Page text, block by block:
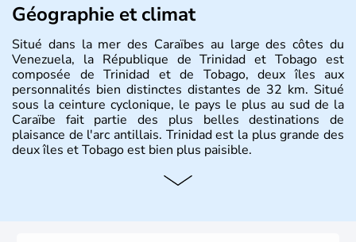
Géographie et climat
Situé dans la mer des Caraïbes au large des côtes du
Venezuela, la République de Trinidad et Tobago est
composée de Trinidad et de Tobago, deux îles aux
personnalités bien distinctes distantes de 32 km. Situé
sous la ceinture cyclonique, le pays le plus au sud de la
Caraïbe fait partie des plus belles destinations de
plaisance de l'arc antillais. Trinidad est la plus grande des
deux îles et Tobago est bien plus paisible.
Histoire et administration